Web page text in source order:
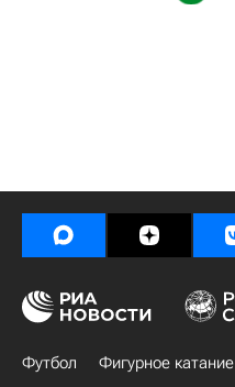
Футбол Фигурное катание